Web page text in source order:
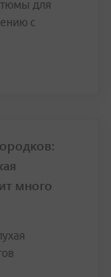
для
с
много